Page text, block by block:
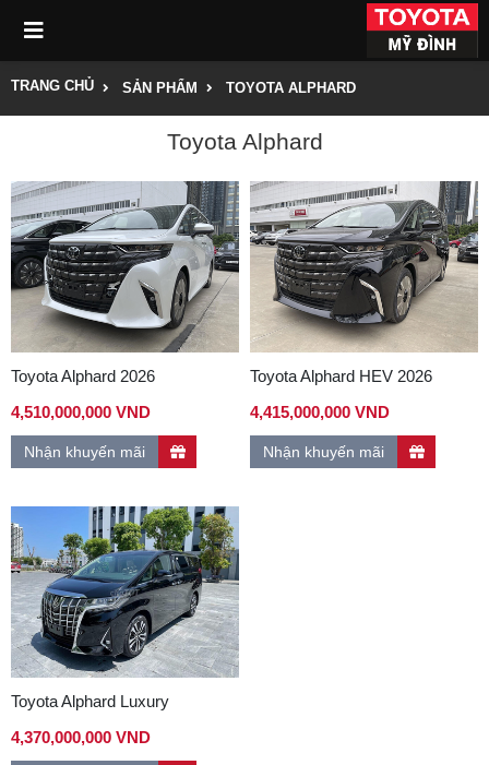
TRANG CHỦ SẢN PHẨM TOYOTA ALPHARD
Toyota Alphard
Toyota Alphard 2026
4,510,000,000 VND
Nhận khuyến mãi
Toyota Alphard HEV 2026
4,415,000,000 VND
Nhận khuyến mãi
Toyota Alphard Luxury
4,370,000,000 VND